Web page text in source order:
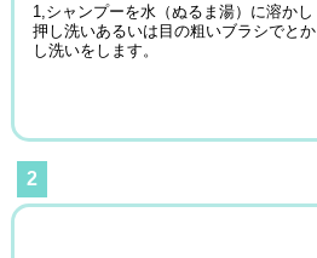
1,シャンプーを水（ぬるま湯）に溶かし
押し洗いあるいは目の粗いブラシでとか
し洗いをします。
2